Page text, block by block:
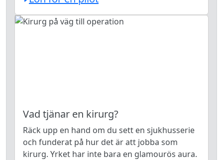
Vad tjänar en kirurg?
Räck upp en hand om du sett en sjukhusserie
och funderat på hur det är att jobba som
kirurg. Yrket har inte bara en glamourös aura.